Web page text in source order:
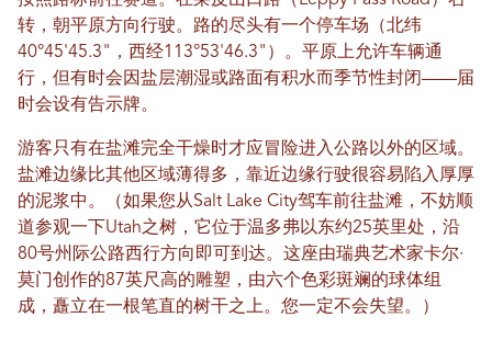
转，朝平原方向行驶。路的尽头有一个停车场（北纬
40°45'45.3"，西经113°53'46.3"）。平原上允许车辆通
行，但有时会因盐层潮湿或路面有积水而季节性封闭——届
时会设有告示牌。
游客只有在盐滩完全干燥时才应冒险进入公路以外的区域。
盐滩边缘比其他区域薄得多，靠近边缘行驶很容易陷入厚厚
的泥浆中。（如果您从Salt Lake City驾车前往盐滩，不妨顺
道参观一下Utah之树，它位于温多弗以东约25英里处，沿
80号州际公路西行方向即可到达。这座由瑞典艺术家卡尔·
莫门创作的87英尺高的雕塑，由六个色彩斑斓的球体组
成，矗立在一根笔直的树干之上。您一定不会失望。）